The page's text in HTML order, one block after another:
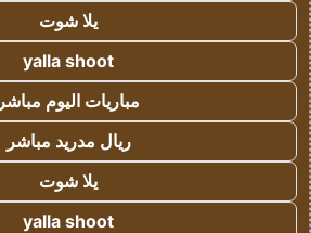
يلا شوت
yalla shoot
مباريات اليوم مباشر
ريال مدريد مباشر
يلا شوت
yalla shoot